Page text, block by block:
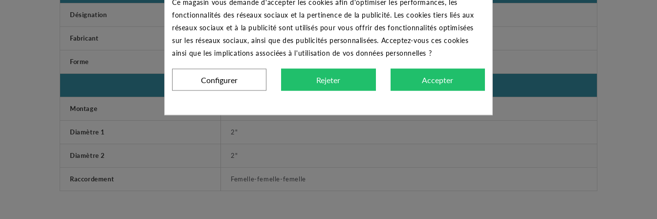
Désignation Té laiton égal femelle-femelle-femelle 2"
Fabricant THERMADOR
Forme
DIMENSIONS
Montage
Diamètre 1 2"
Diamètre 2 2"
Raccordement Femelle-femelle-femelle
fonctionnalités des réseaux sociaux et la pertinence de la publicité. Les cookies tiers liés aux
réseaux sociaux et à la publicité sont utilisés pour vous offrir des fonctionnalités optimisées
sur les réseaux sociaux, ainsi que des publicités personnalisées. Acceptez-vous ces cookies
ainsi que les implications associées à l'utilisation de vos données personnelles ?
Configurer Rejeter Accepter